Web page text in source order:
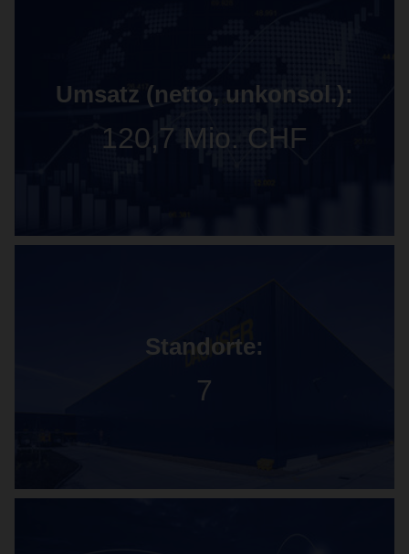
Umsatz (netto, unkonsol.):
120,7 Mio. CHF
Standorte:
7